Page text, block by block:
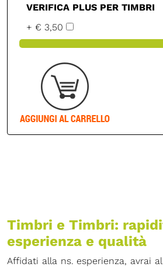
VERIFICA PLUS PER TIMBRI
+ € 3,50
Timbri e Timbri:
esperienza e qualità
Affidati alla ns. esperienza, avrai